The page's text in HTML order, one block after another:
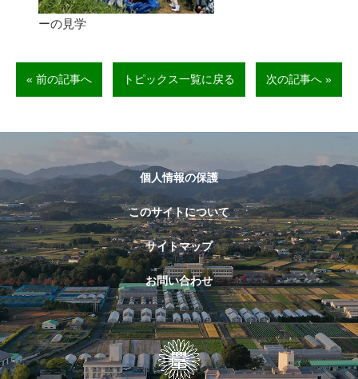
ーの見学
« 前の記事へ トピックス一覧に戻る 次の記事へ »
個人情報の保護
このサイトについて
サイトマップ
お問い合わせ